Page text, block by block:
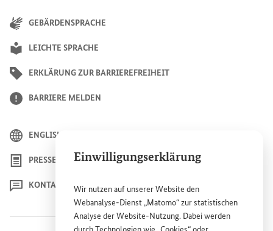
Einwilligungserklärung
Wir nutzen auf unsererWebsite den
Webanalyse-Dienst „Matomo“ zur statistischen
Analyse derWebsite-Nutzung. Dabei werden
GEBÄRDENSPRACHE
LEICHTE SPRACHE
ERKLÄRUNG ZUR BARRIEREFREIHEIT
BARRIERE MELDEN
ENGLISH
PRESSE
KONTAKT